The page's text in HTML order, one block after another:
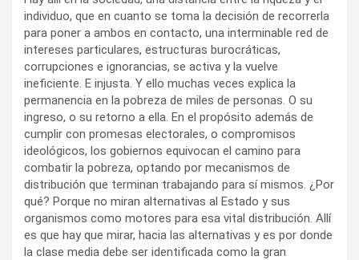
individuo, que en cuanto se toma la decisión de recorrerla
para poner a ambos en contacto, una interminable red de
intereses particulares, estructuras burocráticas,
corrupciones e ignorancias, se activa y la vuelve
ineficiente. E injusta. Y ello muchas veces explica la
permanencia en la pobreza de miles de personas. O su
ingreso, o su retorno a ella. En el propósito además de
cumplir con promesas electorales, o compromisos
ideológicos, los gobiernos equivocan el camino para
combatir la pobreza, optando por mecanismos de
distribución que terminan trabajando para sí mismos. ¿Por
qué? Porque no miran alternativas al Estado y sus
organismos como motores para esa vital distribución. Allí
es que hay que mirar, hacia las alternativas y es por donde
la clase media debe ser identificada como la gran